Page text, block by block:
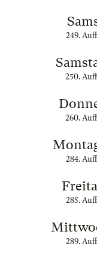
249.
250.
260.
284.
285.
289.